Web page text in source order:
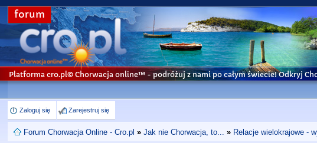
forum
Platforma cro.pl© Chorwacja online™ - podróżuj z nami po całym świecie! Odkryj
Zaloguj się Zarejestruj się
Forum Chorwacja Online - Cro.pl » Jak nie Chorwacja, to... » Relacje wielokrajowe -